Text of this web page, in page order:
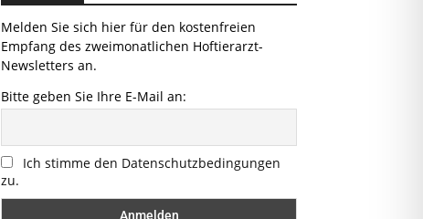
Melden Sie sich hier für den kostenfreien
Empfang des zweimonatlichen Hoftierarzt-
Newsletters an.
Bitte geben Sie Ihre E-Mail an:
Ich stimme den Datenschutzbedingungen
zu.